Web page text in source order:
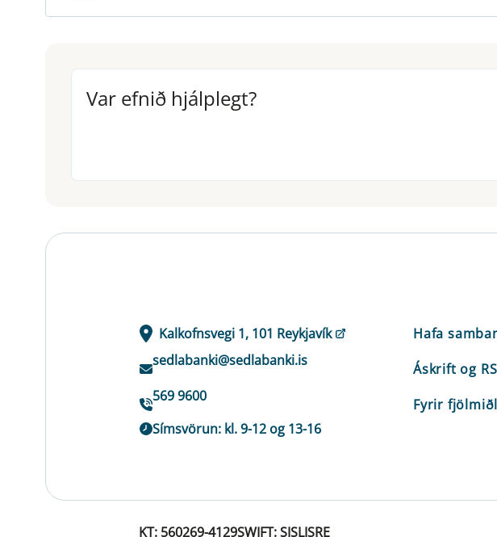
Var efnið hjálplegt?
Var efnið hjálplegt?
Kalkofnsvegi 1, 101 Reykjavík
sedlabanki@sedlabanki.is
569 9600
Símsvörun: kl. 9-12 og 13-16
Hafa
Áskrift og
Fyrir
KT: 560269-4129SWIFT: SISLISRE